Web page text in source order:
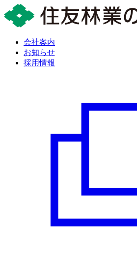
会社案内
お知らせ
採用情報